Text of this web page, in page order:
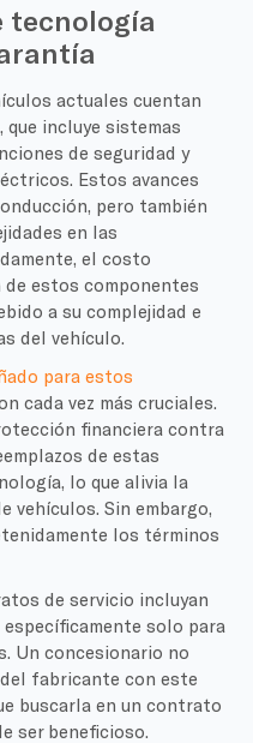
tecnología
actuales cuentan
incluye sistemas
de seguridad y
Estos avances
pero también
en las
el costo
estos componentes
a su complejidad e
del vehículo.
para estos
cada vez más cruciales.
financiera contra
de estas
lo que alivia la
vehículos. Sin embargo,
los términos
de servicio incluyan
solo para
Un concesionario no
fabricante con este
buscarla en un contrato
ser beneficioso.